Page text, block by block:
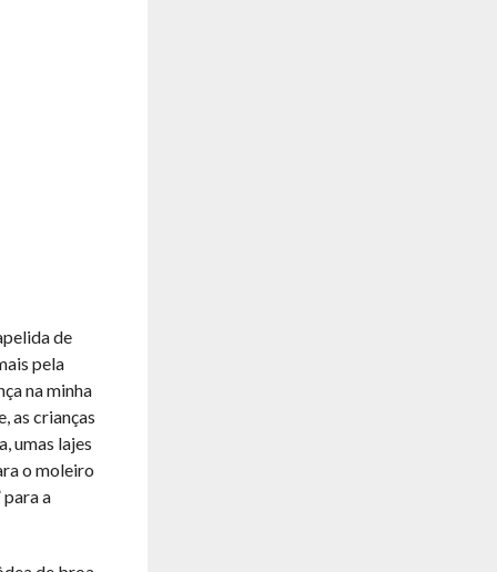
de
pela
na minha
as crianças
umas lajes
o moleiro
a